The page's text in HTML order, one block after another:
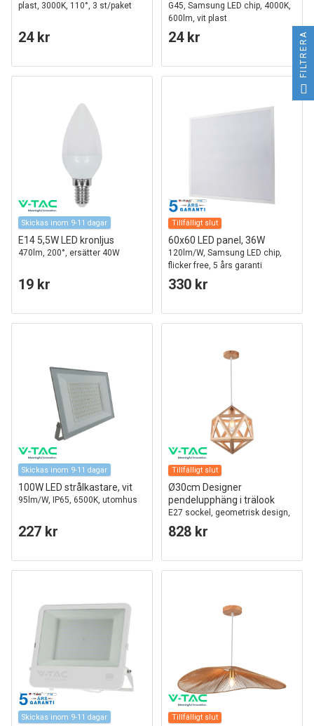
plast, 3000K, 110°, 3 st/paket
24 kr
G45, Samsung LED chip, 4000K,
600lm, vit plast
24 kr
Skickas inom 9-11 dagar
E14 5,5W LED kronljus
470lm, 200°, ersätter 40W
19 kr
Tillfälligt slut
60x60 LED panel, 36W
120lm/W, Samsung LED chip,
flicker free, 5 års garanti
330 kr
Skickas inom 9-11 dagar
100W LED strålkastare, vit
95lm/W, IP65, 6500K, utomhus
227 kr
Tillfälligt slut
Ø30cm Designer
pendelupphäng i trälook
E27 sockel, geometrisk design,
max. 60W, utan ljuskälla
828 kr
Skickas inom 9-11 dagar Tillfälligt slut
FILTRERA